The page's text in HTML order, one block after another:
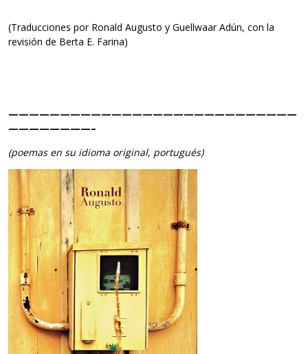
(Traducciones por Ronald Augusto y Guellwaar Adún, con la
revisión de Berta E. Farina)
————————————————————————————
————————–
(poemas en su idioma original, portugués)